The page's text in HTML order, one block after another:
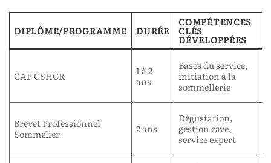
DIPLÔME/PROGRAMME DURÉE
COMPÉTENCES
CLÉS
DÉVELOPPÉES
CAP CSHCR
1 à 2
ans
Bases du service,
initiation à la
sommellerie
Brevet Professionnel
Sommelier
2 ans
Dégustation,
gestion cave,
service expert